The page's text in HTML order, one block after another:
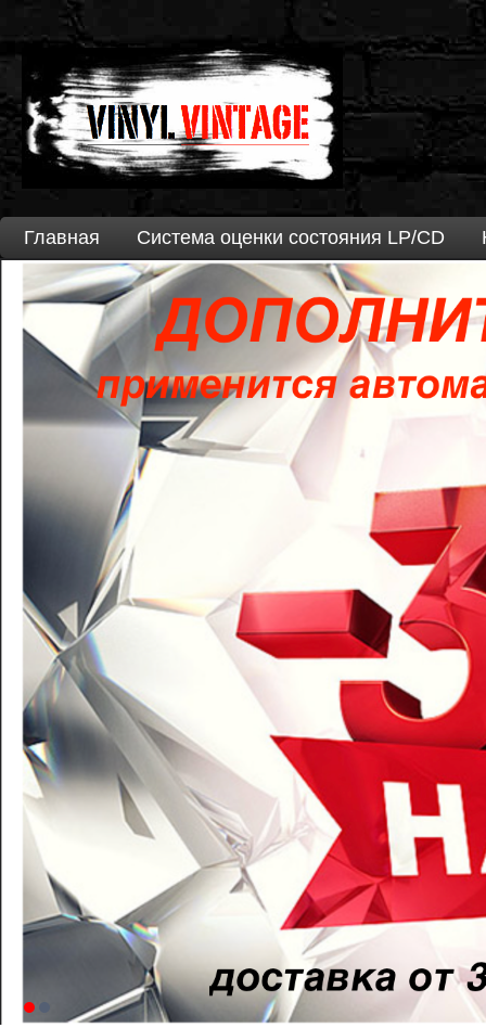
Главная Система оценки состояния LP/CD